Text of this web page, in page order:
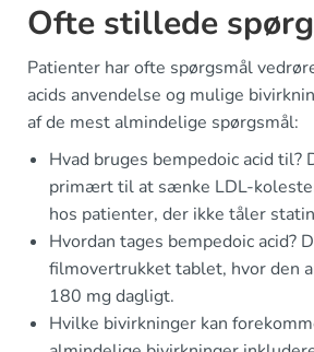
Ofte stillede
Patienter har ofte spørgsmål
acids anvendelse og mulige
af de mest almindelige spørgsmål:
Hvad bruges bempedoic acid til?
primært til at sænke LDL-
hos patienter, der ikke tåler
Hvordan tages bempedoic acid?
filmovertrukket tablet, hvor den
180 mg dagligt.
Hvilke bivirkninger kan